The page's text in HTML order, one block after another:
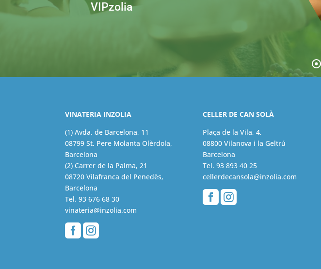
VIPzolia
VINATERIA INZOLIA
(1) Avda. de Barcelona, 11
08799 St. Pere Molanta Olèrdola,
Barcelona
(2) Carrer de la Palma, 21
08720 Vilafranca del Penedès,
Barcelona
Tel.93 676 68 30
vinateria@inzolia.com

CELLER DE CAN SOLÀ
Plaça de la Vila, 4,
08800 Vilanova i la Geltrú
Barcelona
Tel. 93 893 40 25
cellerdecansola@inzolia.com
